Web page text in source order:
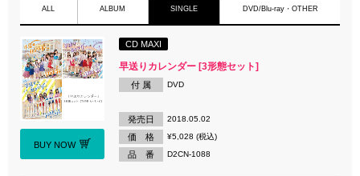
ALL ALBUM SINGLE DVD/Blu-ray・OTHER
BUY NOW
CD MAXI
早送りカレンダー [3形態セット]
付 属 DVD
発売日 2018.05.02
価 格 ¥5,028 (税込)
品 番 D2CN-1088